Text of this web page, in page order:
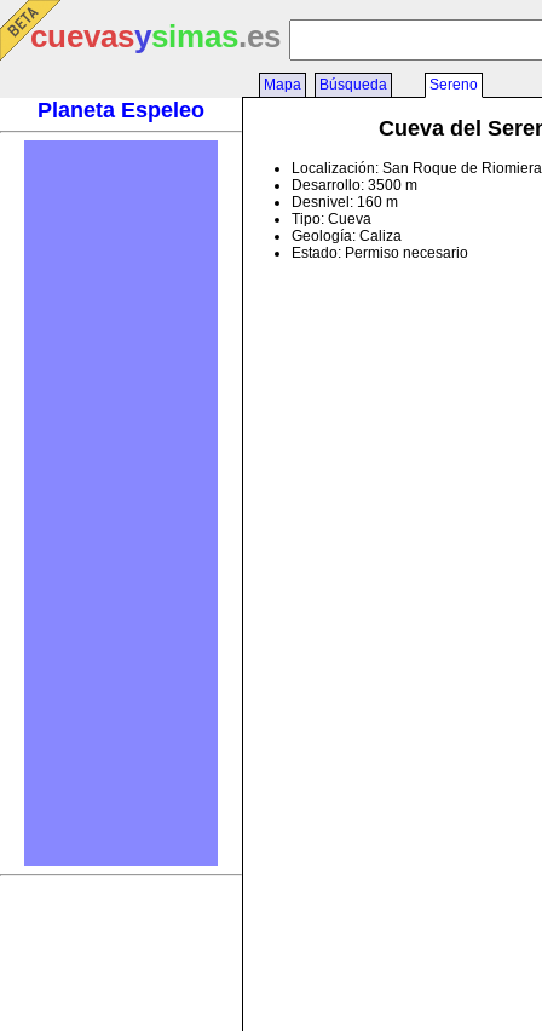
cuevasysimas.es
Planeta Espeleo
Mapa Búsqueda Sereno
Cueva del
Localización: San Roque de
Desarrollo: 3500 m
Desnivel: 160 m
Tipo: Cueva
Geología: Caliza
Estado: Permiso necesario